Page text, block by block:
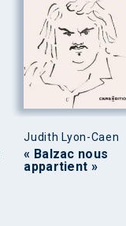
Judith Lyon-Caen
« Balzac nous
appartient »